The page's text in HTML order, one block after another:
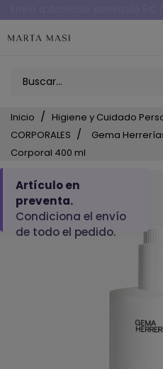
Inicio Higiene y Cuidado
CORPORALES
Gema
Corporal 400 ml
Artículo en
preventa.
Condiciona el envío
de todo el pedido.